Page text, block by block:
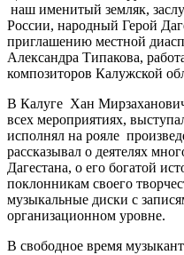
наш именитый земляк,
России, народный Герой
приглашению местной
Александра Типакова,
композиторов Калужской
В Калуге Хан
всех мероприятиях,
исполнял на рояле
рассказывал о деятелях
Дагестана, о его богатой
поклонникам своего
музыкальные диски с
организационном уровне.
В свободное время